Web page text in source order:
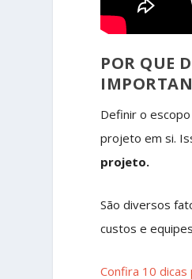
POR QUE
Definir o
projeto em si.
projeto.
São diversos
custos e
Confira 10